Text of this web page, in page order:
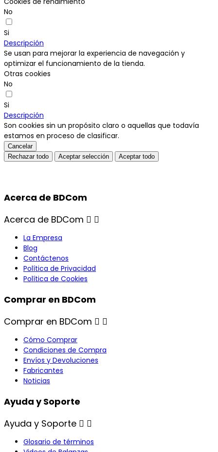
No
Si
Descripción
Se usan para mejorar la experiencia de navegación y
optimizar el funcionamiento de la tienda.
Otras cookies
No
Si
Descripción
Son cookies sin un propósito claro o aquellas que todavía
estamos en proceso de clasificar.
Cancelar
Rechazar todo
Aceptar selección Aceptar todo
Acerca de BDCom
Acerca de BDCom  
La Empresa
Blog
Contáctenos
Política de Privacidad
Política de Cookies
Comprar en BDCom
Comprar en BDCom  
Cómo Comprar
Condiciones de Compra
Envíos y Devoluciones
Fabricantes
Noticias
Ayuda y Soporte
Ayuda y Soporte  
Glosario de términos